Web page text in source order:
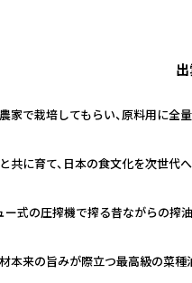
で栽培してもらい、原料用に全
に育て、日本の食文化を次世代へ
式の圧搾機で搾る昔ながらの搾
本来の旨みが際立つ最高級の菜種